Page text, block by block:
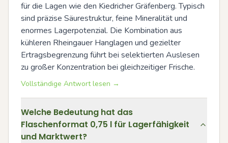
für die Lagen wie den Kiedricher Gräfenberg. Typisch
sind präzise Säurestruktur, feine Mineralität und
enormes Lagerpotenzial. Die Kombination aus
kühleren Rheingauer Hanglagen und gezielter
Ertragsbegrenzung führt bei selektierten Auslesen
zu großer Konzentration bei gleichzeitiger Frische.
Vollständige Antwort lesen →
Welche Bedeutung hat das
Flaschenformat 0,75 l für Lagerfähigkeit
und Marktwert?